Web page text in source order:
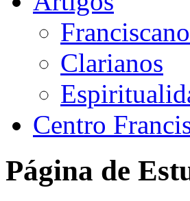
Clarianos
Centro
Página de